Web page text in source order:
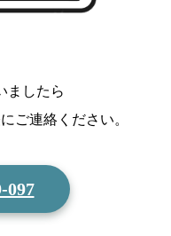
ましたら
ご連絡ください。
097